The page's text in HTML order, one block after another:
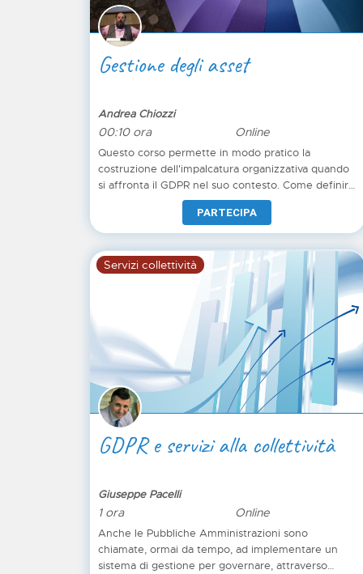
Gestione degli asset
Andrea Chiozzi
00:10 ora Online
Questo corso permette in modo pratico la
costruzione dell'impalcatura organizzativa quando
si affronta il GDPR nel suo contesto. Come definire
gli asset e trattamenti?
PARTECIPA
Servizi collettività
GDPR e servizi alla collettività
Giuseppe Pacelli
1 ora Online
Anche le Pubbliche Amministrazioni sono
chiamate, ormai da tempo, ad implementare un
sistema di gestione per governare, attraverso